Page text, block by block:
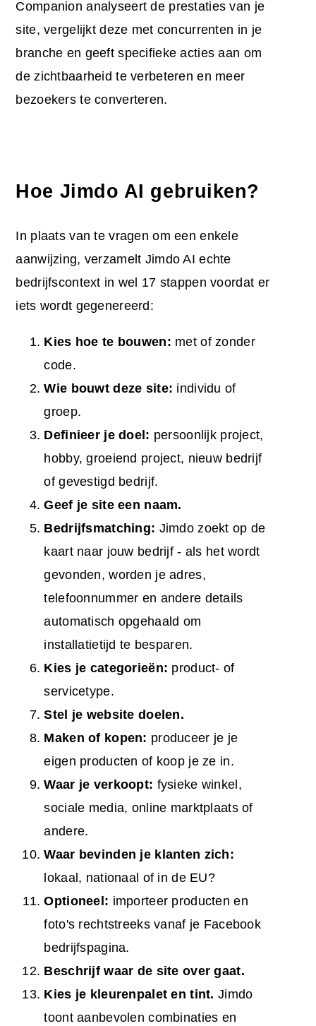
Companion analyseert de prestaties van je
site, vergelijkt deze met concurrenten in je
branche en geeft specifieke acties aan om
de zichtbaarheid te verbeteren en meer
bezoekers te converteren.
Hoe Jimdo AI gebruiken?
In plaats van te vragen om een enkele
aanwijzing, verzamelt Jimdo AI echte
bedrijfscontext in wel 17 stappen voordat er
iets wordt gegenereerd:
Kies hoe te bouwen: met of zonder
code.
Wie bouwt deze site: individu of
groep.
Definieer je doel: persoonlijk project,
hobby, groeiend project, nieuw bedrijf
of gevestigd bedrijf.
Geef je site een naam.
Bedrijfsmatching: Jimdo zoekt op de
kaart naar jouw bedrijf - als het wordt
gevonden, worden je adres,
telefoonnummer en andere details
automatisch opgehaald om
installatietijd te besparen.
Kies je categorieën: product- of
servicetype.
Stel je website doelen.
Maken of kopen: produceer je je
eigen producten of koop je ze in.
Waar je verkoopt: fysieke winkel,
sociale media, online marktplaats of
andere.
Waar bevinden je klanten zich:
lokaal, nationaal of in de EU?
Optioneel: importeer producten en
foto's rechtstreeks vanaf je Facebook
bedrijfspagina.
Beschrijf waar de site over gaat.
Kies je kleurenpalet en tint. Jimdo
toont aanbevolen combinaties en